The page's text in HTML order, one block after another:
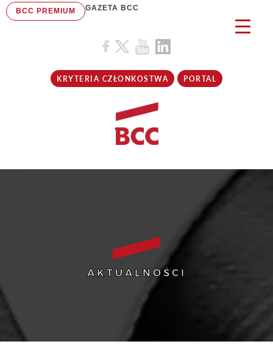
BCC PREMIUM GAZETA BCC
KRYTERIA CZŁONKOSTWA PORTAL
AKTUALNOŚCI